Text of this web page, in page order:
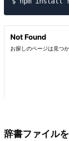
辞書ファイル